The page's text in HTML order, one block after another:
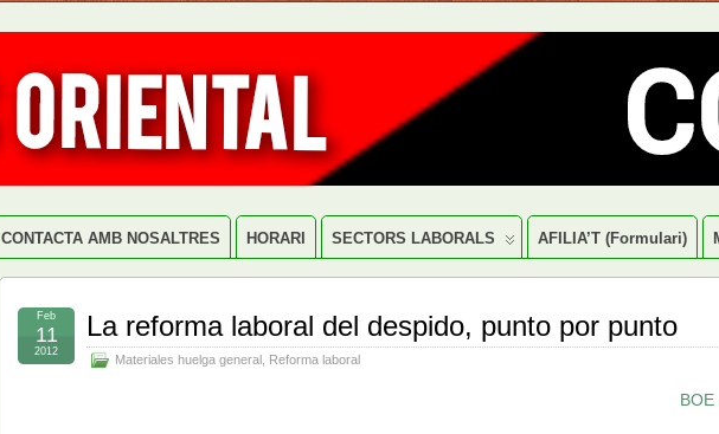
CONTACTA AMB NOSALTRES HORARI SECTORS LABORALS AFILIA’T (formulari)
La reforma laboral del despido, punto por punto
Materiales huelga general Reforma laboral
Feb
11
2012